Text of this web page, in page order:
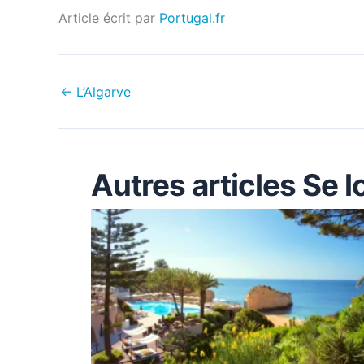
Article écrit par Portugal.fr
← L’Algarve
Autres articles Se